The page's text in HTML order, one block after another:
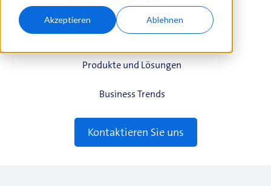
Akzeptieren Ablehnen
Vorteile
Whitepaper
Produkte und Lösungen
Business Trends
Kontaktieren Sie uns